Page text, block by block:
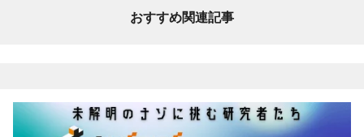
おすすめ関連記事